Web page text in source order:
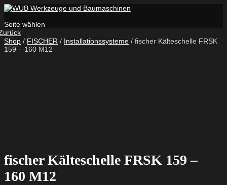
Seite wählen
Shop / FISCHER / Installationssysteme / fischer Kälteschelle FRSK
159 – 160 M12
fischer Kälteschelle FRSK 159 –
160 M12